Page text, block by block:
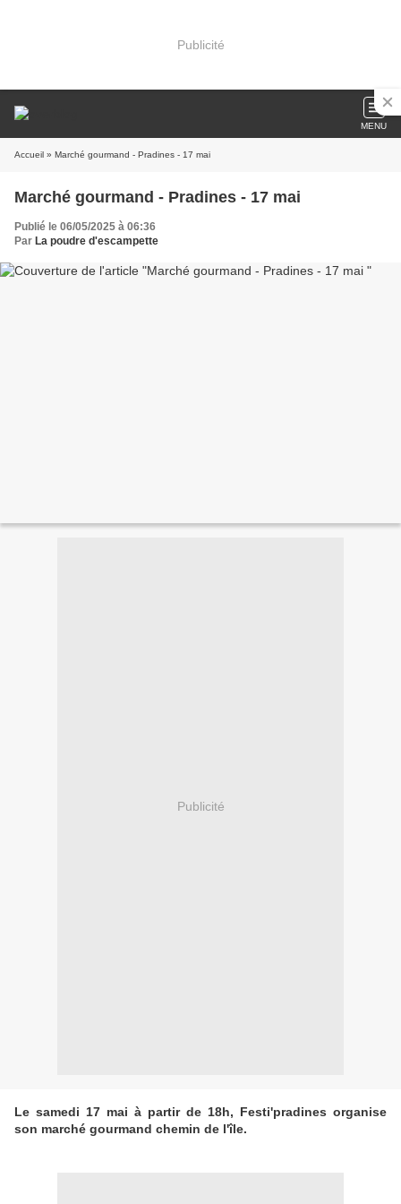
Publicité
MENU
Accueil » Marché gourmand - Pradines - 17 mai
Marché gourmand - Pradines - 17 mai
Publié le 06/05/2025 à 06:36
Par La poudre d'escampette
Publicité
Le samedi 17 mai à partir de 18h, Festi'pradines organise
son marché gourmand chemin de l'île.